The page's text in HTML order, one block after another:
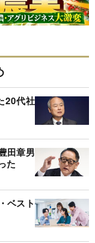
20代社
田章男
た
ベスト